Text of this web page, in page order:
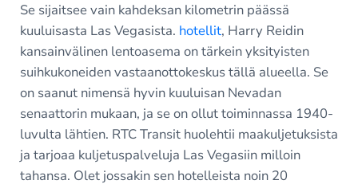
Se sijaitsee vain kahdeksan kilometrin päässä
kuuluisasta Las Vegasista. hotellit, Harry Reidin
kansainvälinen lentoasema on tärkein yksityisten
suihkukoneiden vastaanottokeskus tällä alueella. Se
on saanut nimensä hyvin kuuluisan Nevadan
senaattorin mukaan, ja se on ollut toiminnassa 1940-
luvulta lähtien. RTC Transit huolehtii maakuljetuksista
ja tarjoaa kuljetuspalveluja Las Vegasiin milloin
tahansa. Olet jossakin sen hotelleista noin 20